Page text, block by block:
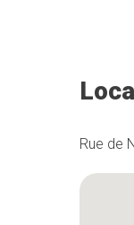
Rue de